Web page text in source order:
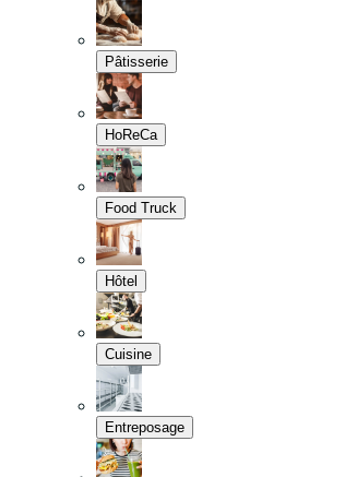
Pâtisserie
HoReCa
Food Truck
Hôtel
Cuisine
Entreposage